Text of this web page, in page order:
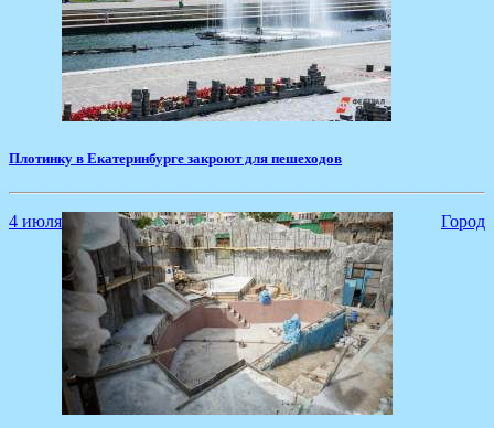
Плотинку в Екатеринбурге закроют для пешеходов
4 июля Город